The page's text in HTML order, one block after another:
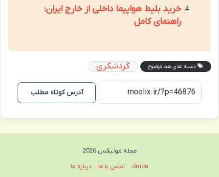
خرید بلیط هواپیما داخلی از خارج ایران:
راهنمای کامل
دسته های هم موضوع گردشگری
آدرس کوتاه مطلب
مجله مولیکس 2026
dmca
تماس با ما درباره ما